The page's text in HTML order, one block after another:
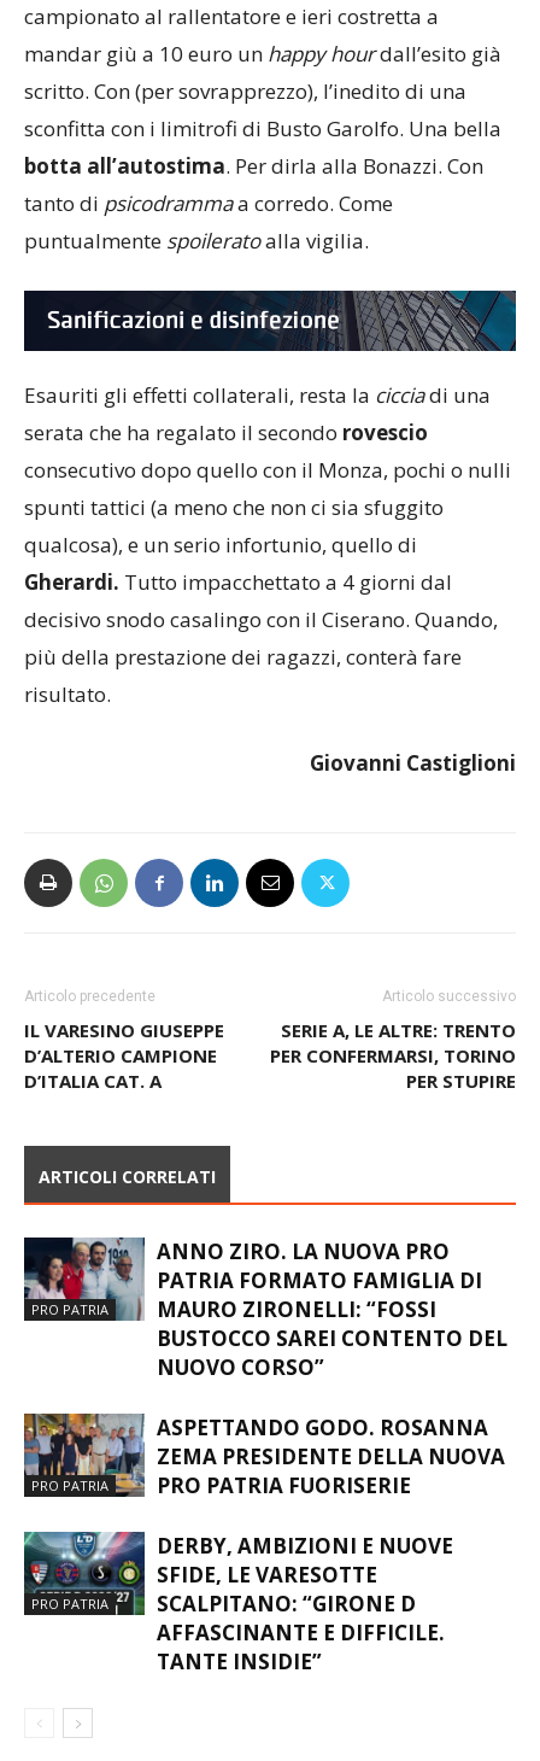
campionato al rallentatore e ieri costretta a
mandar giù a 10 euro un happy hourdall’esito già
scritto. Con (per sovrapprezzo), l’inedito di una
sconfitta con i limitrofi di Busto Garolfo. Una bella
botta all’autostima. Per dirla alla Bonazzi. Con
tanto di psicodrammaa corredo. Come
puntualmente spoileratoalla vigilia.
Esauriti gli effetti collaterali, resta la cicciadi una
serata che ha regalato il secondo rovescio
consecutivo dopo quello con il Monza, pochi o nulli
spunti tattici (a meno che non ci sia sfuggito
qualcosa), e un serio infortunio, quello di
Gherardi. Tutto impacchettato a 4 giorni dal
decisivo snodo casalingo con il Ciserano. Quando,
più della prestazione dei ragazzi, conterà fare
risultato.
Giovanni Castiglioni
Articolo precedente
IL VARESINO GIUSEPPE
D’ALTERIO CAMPIONE
D’ITALIA CAT. A
Articolo successivo
SERIE A, LE ALTRE: TRENTO
PER CONFERMARSI, TORINO
PER STUPIRE
ARTICOLI CORRELATI
PRO PATRIA
ANNO ZIRO. LA NUOVA PRO
PATRIA FORMATO FAMIGLIA DI
MAURO ZIRONELLI: “FOSSI
BUSTOCCO SAREI CONTENTO DEL
NUOVO CORSO”
PRO PATRIA
ASPETTANDO GODO. ROSANNA
ZEMA PRESIDENTE DELLA NUOVA
PRO PATRIA FUORISERIE
PRO PATRIA
DERBY, AMBIZIONI E NUOVE
SFIDE, LE VARESOTTE
SCALPITANO: “GIRONE D
AFFASCINANTE E DIFFICILE.
TANTE INSIDIE”